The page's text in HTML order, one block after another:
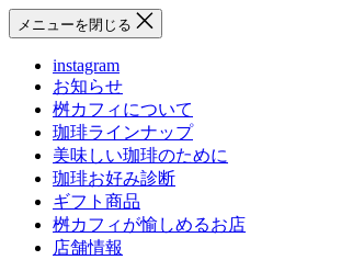
メニューを閉じる
instagram
お知らせ
桝カフィについて
珈琲ラインナップ
美味しい珈琲のために
珈琲お好み診断
ギフト商品
桝カフィが愉しめるお店
店舗情報